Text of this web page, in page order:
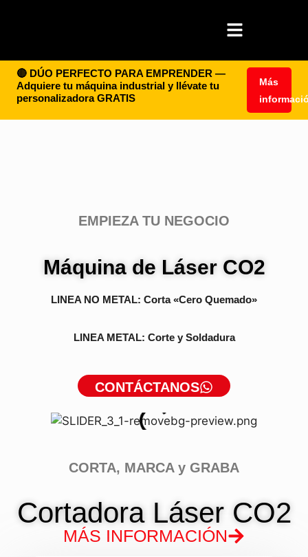
🔴 DÚO PERFECTO PARA EMPRENDER —
Adquiere tu máquina industrial y llévate tu
personalizadora GRATIS
Más
EMPIEZA TU NEGOCIO
Máquina de Láser CO2
LINEA NO METAL: Corta «Cero Quemado»
LINEA METAL: Corte y Soldadura
CONTÁCTANOS
CORTA, MARCA y GRABA
Cortadora Láser CO2
MÁS INFORMACIÓN